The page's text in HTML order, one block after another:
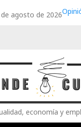
agosto de 2026
economía y